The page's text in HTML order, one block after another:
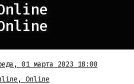
01 марта 2023 18:00
, Online